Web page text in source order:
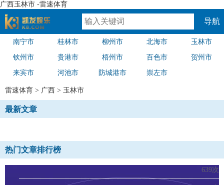
广西玉林市 -雷速体育
速体育
导航
南宁市 桂林市 柳州市 北海市 玉林市
钦州市 贵港市 梧州市 百色市 贺州市
来宾市 河池市 防城港市 崇左市
雷速体育 > 广西 > 玉林市
最新文章
热门文章排行榜
639次